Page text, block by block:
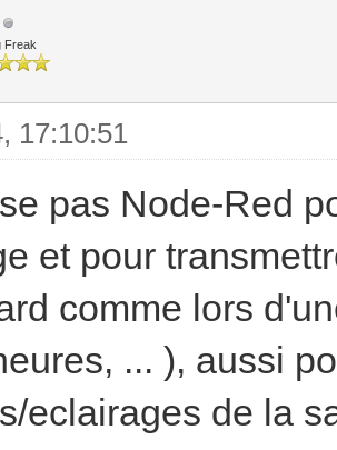
Freak
17:10:51
pas Node-Red
et pour
comme lors
... ), aussi
eclairages de la